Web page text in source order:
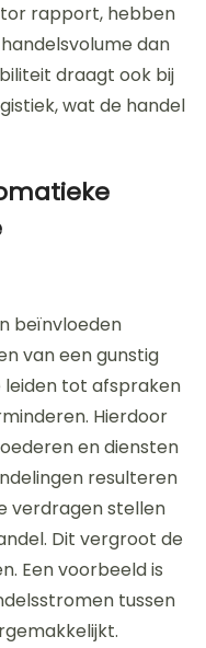
rapport, hebben
dan
draagt ook bij
wat de handel
beïnvloeden
van een gunstig
leiden tot afspraken
Hierdoor
en diensten
resulteren
verdragen stellen
Dit vergroot de
Een voorbeeld is
tussen